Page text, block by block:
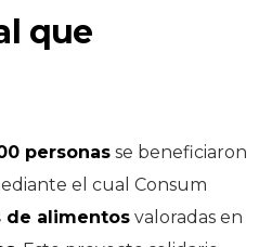
que
personas se beneficiaron
el cual Consum
de alimentos valoradas en